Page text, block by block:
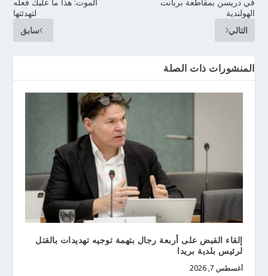
لتهدئتها
سابق
الهولندية
التالي
المنشورات ذات الصلة
إلقاء القبض على أربعة رجال بتهمة توجيه تهديدات بالقتل
لرئيس بلدية بريدا
أغسطس 7, 2026